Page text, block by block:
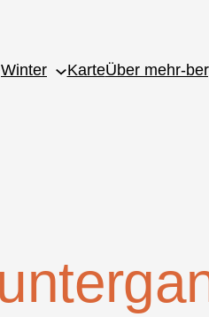
Winter KarteÜber mehr-